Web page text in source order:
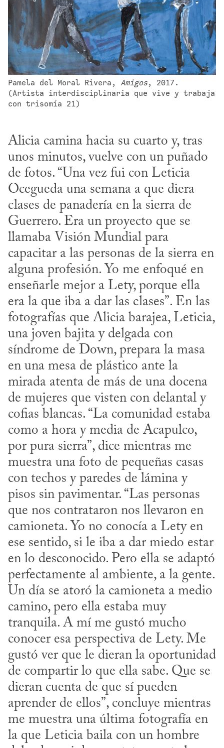
Pamela del Moral Rivera, Amigos, 2017.
(Artista interdisciplinaria que vive y trabaja
con trisomía 21)
Alicia camina hacia su cuarto y, tras
unos minutos, vuelve con un puñado
de fotos. “Una vez fui con Leticia
Ocegueda una semana a que diera
clases de panadería en la sierra de
Guerrero. Era un proyecto que se
llamaba Visión Mundial para
capacitar a las personas de la sierra en
alguna profesión. Yo me enfoqué en
enseñarle mejor a Lety, porque ella
era la que iba a dar las clases”. En las
fotografías que Alicia barajea, Leticia,
una joven bajita y delgada con
síndrome de Down, prepara la masa
en una mesa de plástico ante la
mirada atenta de más de una docena
de mujeres que visten con delantal y
cofias blancas. “La comunidad estaba
como a hora y media de Acapulco,
por pura sierra”, dice mientras me
muestra una foto de pequeñas casas
con techos y paredes de lámina y
pisos sin pavimentar. “Las personas
que nos contrataron nos llevaron en
camioneta. Yo no conocía a Lety en
ese sentido, si le iba a dar miedo estar
en lo desconocido. Pero ella se adaptó
perfectamente al ambiente, a la gente.
Un día se atoró la camioneta a medio
camino, pero ella estaba muy
tranquila. A mí me gustó mucho
conocer esa perspectiva de Lety. Me
gustó ver que le dieran la oportunidad
de compartir lo que ella sabe. Que se
dieran cuenta de que sí pueden
aprender de ellos”, concluye mientras
me muestra una última fotografía en
la que Leticia baila con un hombre